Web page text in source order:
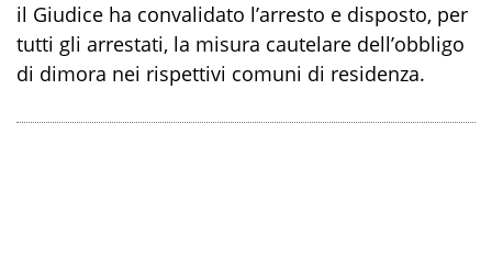
il Giudice ha convalidato l’arresto e disposto, per
tutti gli arrestati, la misura cautelare dell’obbligo
di dimora nei rispettivi comuni di residenza.